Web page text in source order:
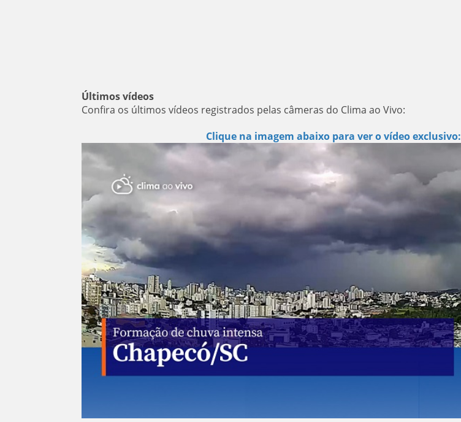
Últimos vídeos
Confira os últimos vídeos registrados pelas câmeras do Clima ao Vivo:
Clique na imagem abaixo para ver o vídeo exclusivo: